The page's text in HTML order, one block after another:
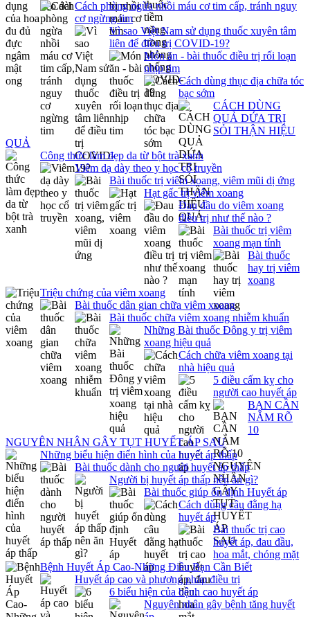
Cách phòng ngừa nhồi máu cơ tim cấp, tránh nguy
cơ ngừng tim
Vì sao Việt Nam sử dụng thuốc xuyên tâm
liên để điều trị COVID-19?
Món ăn - bài thuốc điều trị rối loạn
nhịp tim
Cách dùng thục địa chữa tóc
bạc sớm
CÁCH DÙNG
QUẢ DỨA TRỊ
SỎI THẬN HIỆU
QUẢ
Công thức làm đẹp da từ bột trà xanh
Viêm dạ dày theo y học cổ truyền
Bài thuốc trị viêm xoang, viêm mũi dị ứng
Hạt gấc trị viêm xoang
Đau đầu do viêm xoang
điều trị như thế nào ?
Bài thuốc trị viêm
xoang mạn tính
Bài thuốc
hay trị viêm
xoang
Triệu chứng của viêm xoang
Bài thuốc dân gian chữa viêm xoang
Bài thuốc chữa viêm xoang nhiễm khuẩn
Những Bài thuốc Đông y trị viêm
xoang hiệu quả
Cách chữa viêm xoang tại
nhà hiệu quả
5 điều cấm kỵ cho
người cao huyết áp
BẠN CẦN
NẮM RÕ
10
NGUYÊN NHÂN GÂY TỤT HUYẾT ÁP SAU
Những biểu hiện điển hình của huyết áp thấp
Bài thuốc dành cho người huyết áp thấp
Người bị huyết áp thấp nên ăn gì?
Bài thuốc giúp ổn định Huyết áp
Cách dùng câu đằng hạ
huyết áp
Bài thuốc trị cao
huyết áp, đau đầu,
hoa mắt, chóng mặt
Bệnh Huyết Áp Cao-Những Điều Bạn Cần Biết
Huyết áp cao và phương pháp điều trị
6 biểu hiện của bệnh cao huyết áp
Nguyên nhân gây bệnh tăng huyết